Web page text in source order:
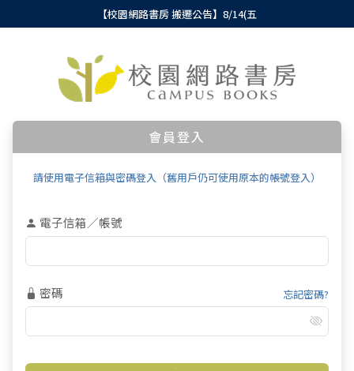
【校園網路書房 搬遷公告】8/14(五
會員登入
請使用電子信箱與密碼登入（舊用戶仍可使用原本的帳號登入）
電子信箱／帳號
密碼 忘記密碼?